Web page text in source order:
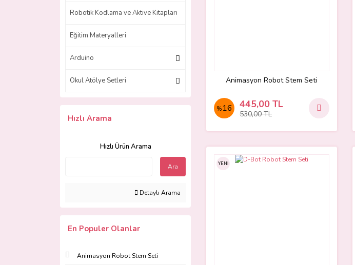
Robotik Kodlama ve Aktive Kitapları
Eğitim Materyalleri
Arduino
Okul Atölye Setleri
Hızlı Arama
Hızlı Ürün Arama
Ara
Detaylı Arama
En Populer Olanlar
Animasyon Robot Stem Seti
Animasyon Robot Stem Seti
% 16 445,00 TL
530,00 TL
YENİ